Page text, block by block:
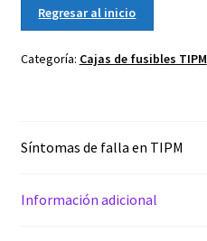
Regresar al inicio
Categoría: Cajas de fusibles TIPM
Síntomas de falla en TIPM
Información adicional